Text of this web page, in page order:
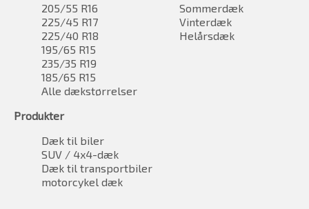
205/55 R16
225/45 R17
225/40 R18
195/65 R15
235/35 R19
185/65 R15
Alle dækstørrelser
Sommerdæk
Vinterdæk
Helårsdæk
Produkter
Dæk til biler
SUV / 4x4-dæk
Dæk til transportbiler
motorcykel dæk